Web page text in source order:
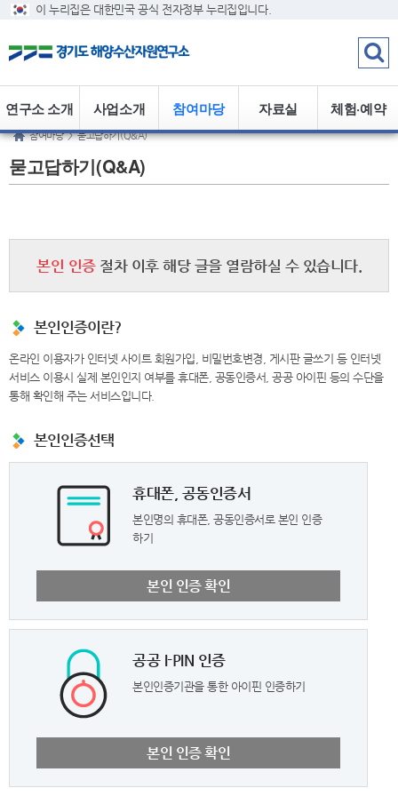
이 누리집은 대한민국 공식 전자정부 누리집입니다.
체험·예약
자료실
참여마당
사업소개
연구소 소개
참여마당 > 묻고답하기(Q&A)
묻고답하기(Q&A)
본인 인증절차 이후 해당 글을 열람하실 수 있습니다.
본인인증이란?
온라인 이용자가 인터넷 사이트 회원가입, 비밀번호변경, 게시판 글쓰기 등 인터넷
서비스 이용시 실제 본인인지 여부를 휴대폰, 공동인증서, 공공 아이핀 등의 수단을
통해 확인해 주는 서비스입니다.
본인인증선택
휴대폰, 공동인증서
본인명의 휴대폰, 공동인증서로 본인 인증
하기
본인 인증 확인
공공 I-PIN 인증
본인인증기관을 통한 아이핀 인증하기
본인 인증 확인